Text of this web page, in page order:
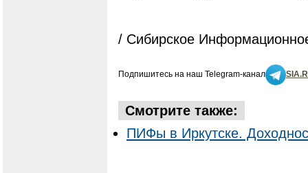
/ Сибирское
Подпишитесь на наш Telegram-канал
Смотрите также:
ПИФы в Иркутске.